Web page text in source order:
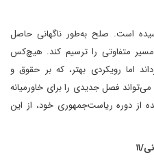
است. صلح به‌طور ناگهانی حاصل
متفاوتی را ترسیم کند. هیچ‌کس
اما رویکردی بهتر، که بر حقوق و
فصل جدیدی را برای خاورمیانه
از دوره ریاست‌جمهوری خود، از این
۱۱